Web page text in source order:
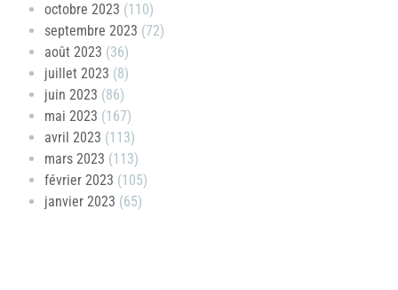
octobre 2023 (110)
septembre 2023 (72)
août 2023 (36)
juillet 2023 (8)
juin 2023 (86)
mai 2023 (167)
avril 2023 (113)
mars 2023 (113)
février 2023 (105)
janvier 2023 (65)